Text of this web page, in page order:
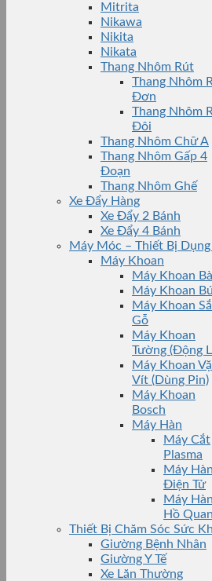
Mitrita
Nikawa
Nikita
Nikata
Thang Nhôm Rút
Thang Nhôm
Đơn
Thang Nhôm
Đôi
Thang Nhôm Chữ A
Thang Nhôm Gấp 4
Đoạn
Thang Nhôm Ghế
Xe Đẩy Hàng
Xe Đẩy 2 Bánh
Xe Đẩy 4 Bánh
Máy Móc – Thiết Bị Dụng
Máy Khoan
Máy Khoan
Máy Khoan
Máy Khoan
Gỗ
Máy Khoan
Tường (Động
Máy Khoan
Vít (Dùng Pin)
Máy Khoan
Bosch
Máy Hàn
Máy Cắt
Plasma
Máy Hàn
Điện Tử
Máy Hàn
Hồ
Thiết Bị Chăm Sóc Sức
Giường Bệnh Nhân
Giường Y Tế
Xe Lăn Thường